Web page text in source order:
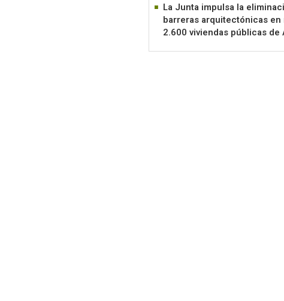
La Junta impulsa la
barreras arquitectónicas en
2.600 viviendas públicas de